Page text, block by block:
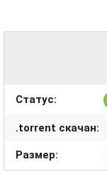
Статус:
.torrent скачан:
Размер: